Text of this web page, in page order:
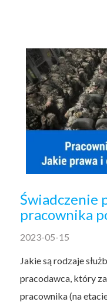
Świadczenie
pracownika
2023-05-15
Jakie są rodzaje
pracodawca, który
pracownika (na